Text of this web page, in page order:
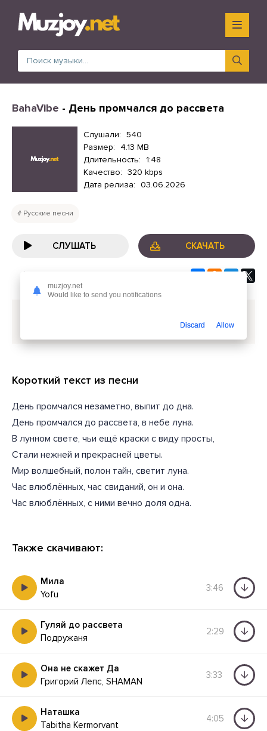
BahaVibe - День промчался до рассвета
Слушали: 540
Размер:
4.13 MB
Длительность: 1:48
Качество: 320 kbps
Дата релиза: 03.06.2026
Русские песни
СЛУШАТЬ СКАЧАТЬ
Короткий текст из песни
День промчался незаметно, выпит до дна.
День промчался до рассвета, в небе луна.
В лунном свете, чьи ещё краски с виду просты,
Стали нежней и прекрасней цветы.
Мир волшебный, полон тайн, светит луна.
Час влюблённых, час свиданий, он и она.
Час влюблённых, с ними вечно доля одна.
Также скачивают:
Мила
Yofu
3:46
Гуляй до рассвета
Подружаня
2:29
Она не скажет Да
Григорий Лепс, SHAMAN
3:33
Наташка
Tabitha Kermorvant
4:05
muzjoy.net
Would like to send you notifications
Discard Allow